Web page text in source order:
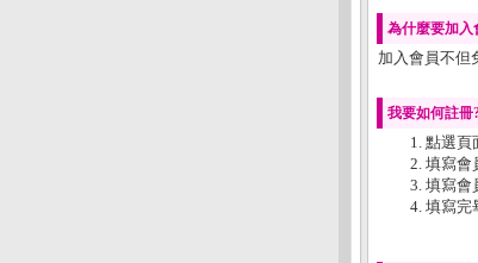
為什麼要加入
加入會員不但
我要如何註冊
點選頁
填寫會
填寫會
填寫完